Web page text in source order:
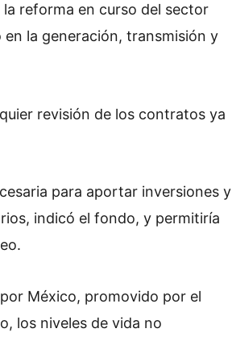
reforma en curso del sector
la generación, transmisión y
revisión de los contratos ya
para aportar inversiones y
indicó el fondo, y permitiría
México, promovido por el
los niveles de vida no